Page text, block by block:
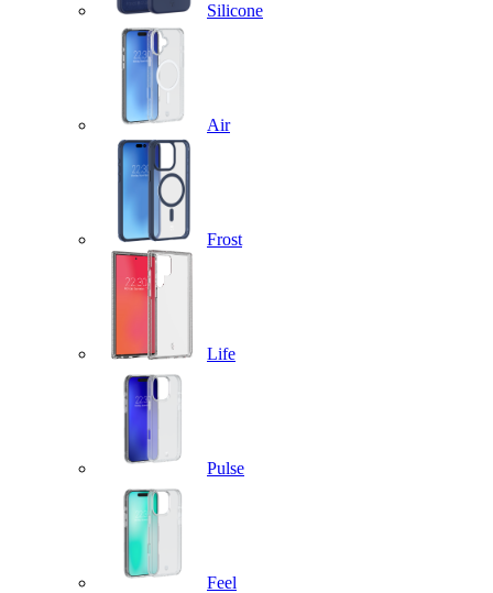
Silicone
Air
Frost
Life
Pulse
Feel